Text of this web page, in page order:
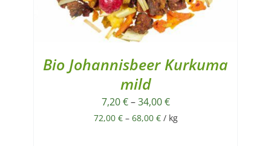
Bio Johannisbeer Kurkuma
mild
7,20€–34,00€
72,00 €– 68,00 €/ kg